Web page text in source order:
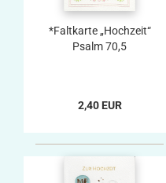
*Faltkarte „Hochzeit“
Psalm 70,5
2,40 EUR